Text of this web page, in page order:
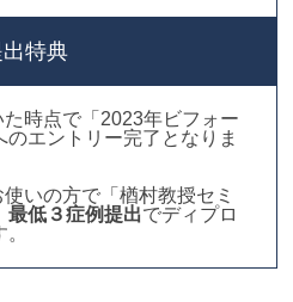
特典
時点で「2023年ビフォー
エントリー完了となりま
いの方で「楢村教授セミ
最低３症例提出でディプロ